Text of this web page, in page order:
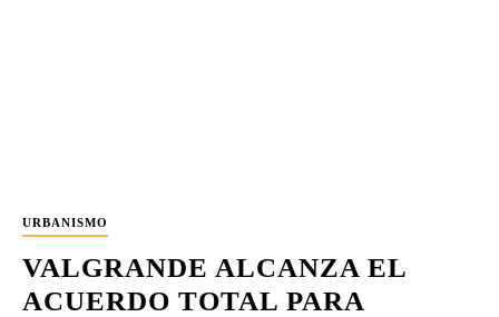
URBANISMO
VALGRANDE ALCANZA EL
ACUERDO TOTAL PARA